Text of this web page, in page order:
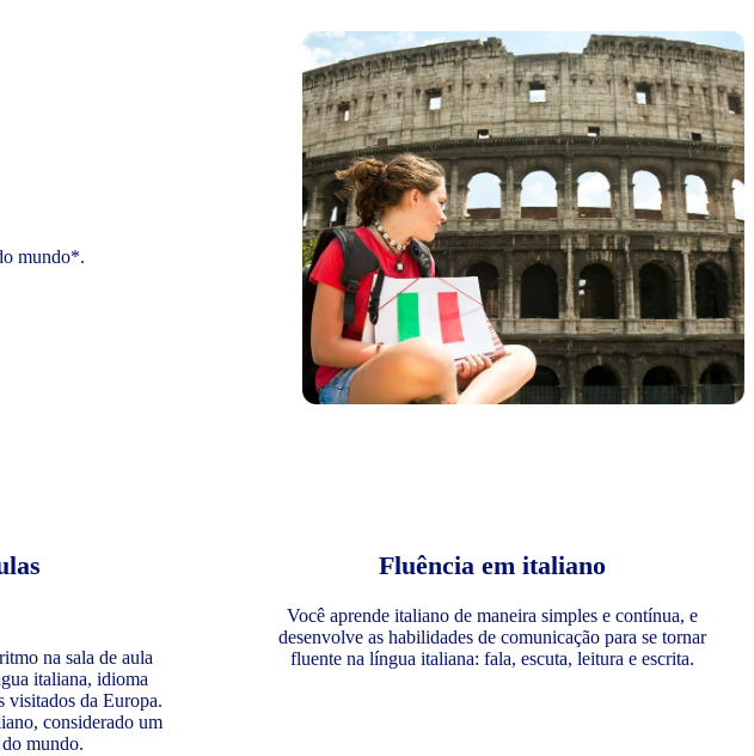
mundo*.
na sala de aula
italiana, idioma
visitados da Europa.
considerado um
mundo.
Fluência em italiano
Você aprende italiano de maneira simples e contínua, e
desenvolve as habilidades de comunicação para se tornar
fluente na língua italiana: fala, escuta, leitura e escrita.